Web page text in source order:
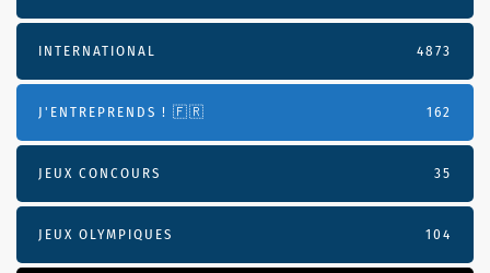
INTERNATIONAL 4873
J'ENTREPRENDS ! 🇫🇷 162
JEUX CONCOURS 35
JEUX OLYMPIQUES 104